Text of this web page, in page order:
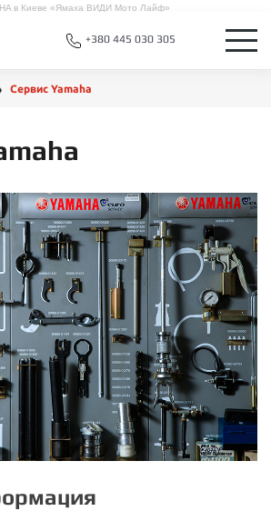
в Киеве «Ямаха ВИДИ Мото Лайф»
+380 445 030 305
Сервис Yamaha